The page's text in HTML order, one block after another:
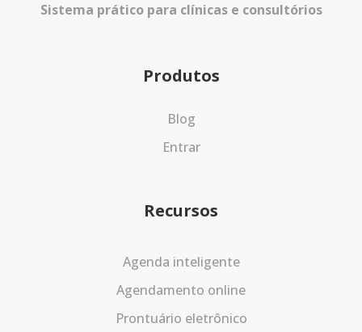
Sistema prático para clínicas e consultórios
Produtos
Blog
Entrar
Recursos
Agenda inteligente
Agendamento online
Prontuário eletrônico